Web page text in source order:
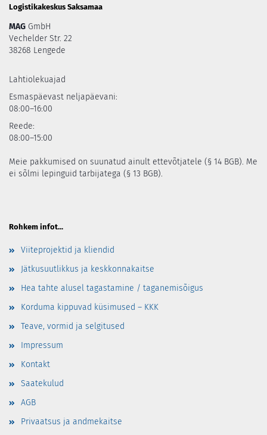
Logistikakeskus Saksamaa
MAG GmbH
Vechelder Str. 22
38268 Lengede
Lahtiolekuajad
Esmaspäevast neljapäevani:
08:00–16:00
Reede:
08:00–15:00
Meie pakkumised on suunatud ainult ettevõtjatele (§ 14 BGB). Me
ei sõlmi lepinguid tarbijatega (§ 13 BGB).
Rohkem infot...
Viiteprojektid ja kliendid
Jätkusuutlikkus ja keskkonnakaitse
Hea tahte alusel tagastamine / taganemisõigus
Korduma kippuvad küsimused – KKK
Teave, vormid ja selgitused
Impressum
Kontakt
Saatekulud
AGB
Privaatsus ja andmekaitse